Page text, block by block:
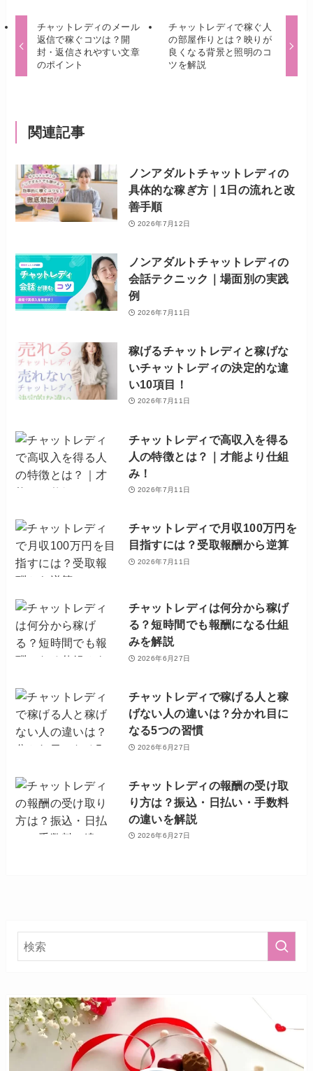
チャットレディのメール
返信で稼ぐコツは？開
封・返信されやすい文章
のポイント
チャットレディで稼ぐ人
の部屋作りとは？映りが
良くなる背景と照明のコ
ツを解説
関連記事
ノンアダルトチャットレディの
具体的な稼ぎ方｜1日の流れと改
善手順
2026年7月12日
ノンアダルトチャットレディの
会話テクニック｜場面別の実践
例
2026年7月11日
稼げるチャットレディと稼げな
いチャットレディの決定的な違
い10項目！
2026年7月11日
チャットレディで高収入を得る
人の特徴とは？｜才能より仕組
み！
2026年7月11日
チャットレディで月収100万円を
目指すには？受取報酬から逆算
2026年7月11日
チャットレディは何分から稼げ
る？短時間でも報酬になる仕組
みを解説
2026年6月27日
チャットレディで稼げる人と稼
げない人の違いは？分かれ目に
なる5つの習慣
2026年6月27日
チャットレディの報酬の受け取
り方は？振込・日払い・手数料
の違いを解説
2026年6月27日